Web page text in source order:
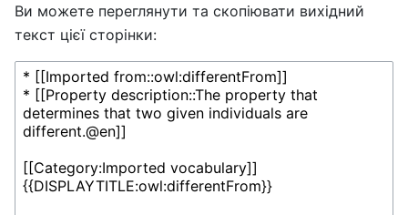
Ви можете переглянути та скопіювати вихідний
текст цієї сторінки: